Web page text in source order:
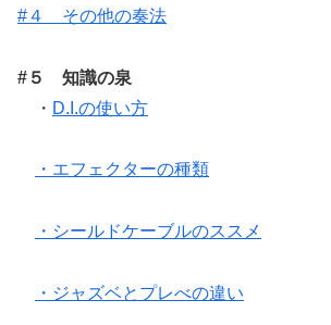
#４ その他の奏法
#５ 知識の泉
・ D.I.の使い方
・エフェクターの種類
・シールドケーブルのススメ
・ジャズベとプレべの違い